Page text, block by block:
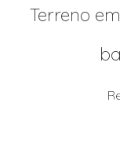
Terreno